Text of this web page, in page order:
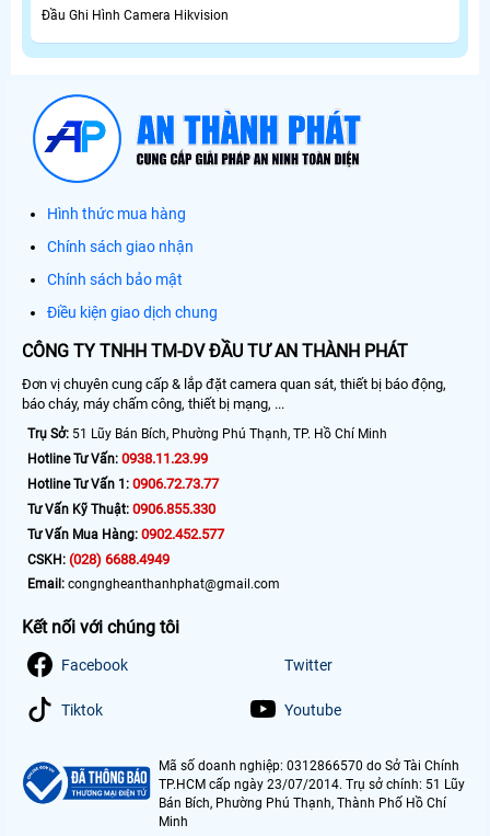
Đầu Ghi Hình Camera Hikvision
Hình thức mua hàng
Chính sách giao nhận
Chính sách bảo mật
Điều kiện giao dịch chung
CÔNG TY TNHH TM-DV ĐẦU TƯ AN THÀNH PHÁT
Đơn vị chuyên cung cấp & lắp đặt camera quan sát, thiết bị báo động,
báo cháy, máy chấm công, thiết bị mạng, ...
Trụ Sở: 51 Lũy Bán Bích, Phường Phú Thạnh, TP. Hồ Chí Minh
Hotline Tư Vấn: 0938.11.23.99
Hotline Tư Vấn 1: 0906.72.73.77
Tư Vấn Kỹ Thuật: 0906.855.330
Tư Vấn Mua Hàng: 0902.452.577
CSKH: (028) 6688.4949
Email: congngheanthanhphat@gmail.com
Kết nối với chúng tôi
Facebook Twitter
Tiktok Youtube
Mã số doanh nghiệp: 0312866570 do Sở Tài Chính
TP.HCM cấp ngày 23/07/2014. Trụ sở chính: 51 Lũy
Bán Bích, Phường Phú Thạnh, Thành Phố Hồ Chí
Minh